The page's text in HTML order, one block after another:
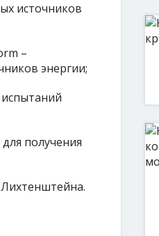
источников
–
энергии;
получения
Лихтенштейна.